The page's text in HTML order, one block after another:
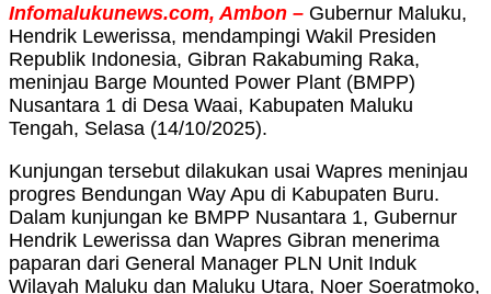
Infomalukunews.com, Ambon – Gubernur Maluku,
Hendrik Lewerissa, mendampingi Wakil Presiden
Republik Indonesia, Gibran Rakabuming Raka,
meninjau Barge Mounted Power Plant (BMPP)
Nusantara 1 di Desa Waai, Kabupaten Maluku
Tengah, Selasa (14/10/2025).
Kunjungan tersebut dilakukan usai Wapres meninjau
progres Bendungan Way Apu di Kabupaten Buru.
Dalam kunjungan ke BMPP Nusantara 1, Gubernur
Hendrik Lewerissa dan Wapres Gibran menerima
paparan dari General Manager PLN Unit Induk
Wilayah Maluku dan Maluku Utara, Noer Soeratmoko,